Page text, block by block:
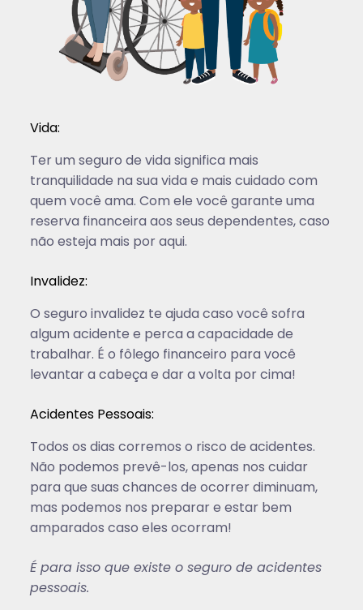
Vida:
Ter um seguro de vida significa mais
tranquilidade na sua vida e mais cuidado com
quem você ama. Com ele você garante uma
reserva financeira aos seus dependentes, caso
não esteja mais por aqui.
Invalidez:
O seguro invalidez te ajuda caso você sofra
algum acidente e perca a capacidade de
trabalhar. É o fôlego financeiro para você
levantar a cabeça e dar a volta por cima!
Acidentes Pessoais:
Todos os dias corremos o risco de acidentes.
Não podemos prevê-los, apenas nos cuidar
para que suas chances de ocorrer diminuam,
mas podemos nos preparar e estar bem
amparados caso eles ocorram!
É para isso que existe o seguro de acidentes
pessoais.